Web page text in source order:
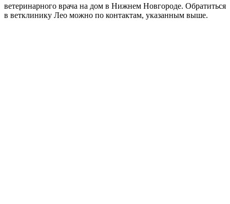
ветеринарного врача на дом в Нижнем Новгороде. Обратиться
в ветклинику Лео можно по контактам, указанным выше.